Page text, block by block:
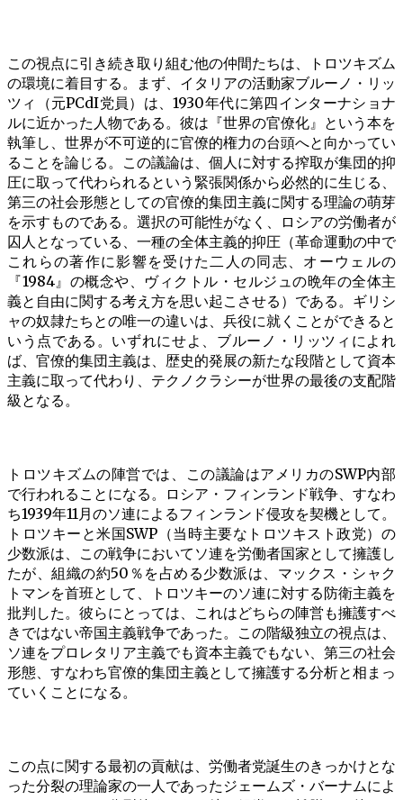
この視点に引き続き取り組む他の仲間たちは、トロツキズム
の環境に着目する。まず、イタリアの活動家ブルーノ・リッ
ツィ（元PCdI党員）は、1930年代に第四インターナショナ
ルに近かった人物である。彼は『世界の官僚化』という本を
執筆し、世界が不可逆的に官僚的権力の台頭へと向かってい
ることを論じる。この議論は、個人に対する搾取が集団的抑
圧に取って代わられるという緊張関係から必然的に生じる、
第三の社会形態としての官僚的集団主義に関する理論の萌芽
を示すものである。選択の可能性がなく、ロシアの労働者が
囚人となっている、一種の全体主義的抑圧（革命運動の中で
これらの著作に影響を受けた二人の同志、オーウェルの
『1984』の概念や、ヴィクトル・セルジュの晩年の全体主
義と自由に関する考え方を思い起こさせる）である。ギリシ
ャの奴隷たちとの唯一の違いは、兵役に就くことができると
いう点である。いずれにせよ、ブルーノ・リッツィによれ
ば、官僚的集団主義は、歴史的発展の新たな段階として資本
主義に取って代わり、テクノクラシーが世界の最後の支配階
級となる。
トロツキズムの陣営では、この議論はアメリカのSWP内部
で行われることになる。ロシア・フィンランド戦争、すなわ
ち1939年11月のソ連によるフィンランド侵攻を契機として。
トロツキーと米国SWP（当時主要なトロツキスト政党）の
少数派は、この戦争においてソ連を労働者国家として擁護し
たが、組織の約50％を占める少数派は、マックス・シャク
トマンを首班として、トロツキーのソ連に対する防衛主義を
批判した。彼らにとっては、これはどちらの陣営も擁護すべ
きではない帝国主義戦争であった。この階級独立の視点は、
ソ連をプロレタリア主義でも資本主義でもない、第三の社会
形態、すなわち官僚的集団主義として擁護する分析と相まっ
ていくことになる。
この点に関する最初の貢献は、労働者党誕生のきっかけとな
った分裂の理論家の一人であったジェームズ・バーナムによ